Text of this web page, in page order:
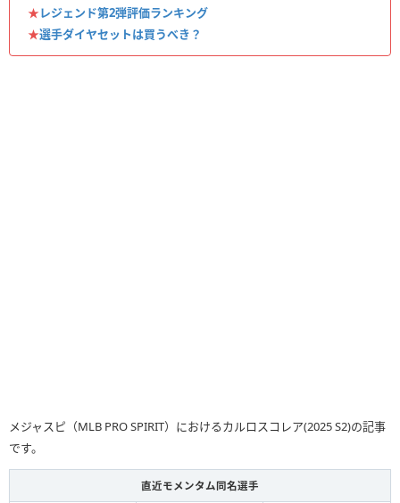
★レジェンド第2弾評価ランキング
★選手ダイヤセットは買うべき？
メジャスピ（MLB PRO SPIRIT）におけるカルロスコレア(2025 S2)の記事
です。
直近モメンタム同名選手